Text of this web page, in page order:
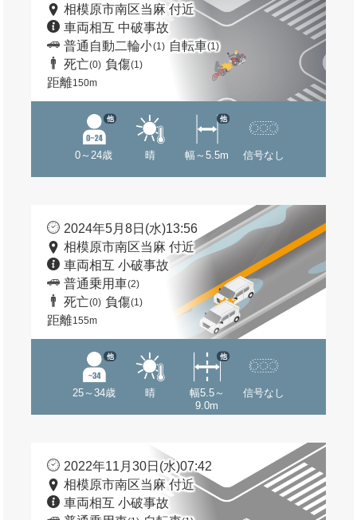
相模原市南区当麻 付近
車両相互 中破事故
普通自動二輪小(1) 自転車(1)
死亡(0) 負傷(1)
距離150m
0～24歳
他
晴 幅～5.5m
他
信号なし
2024年5月8日(水)13:56
相模原市南区当麻 付近
車両相互 小破事故
普通乗用車(2)
死亡(0) 負傷(1)
距離155m
25～34歳
他
晴
幅5.5～
9.0m
他
信号なし
2022年11月30日(水)07:42
相模原市南区当麻 付近
車両相互 小破事故